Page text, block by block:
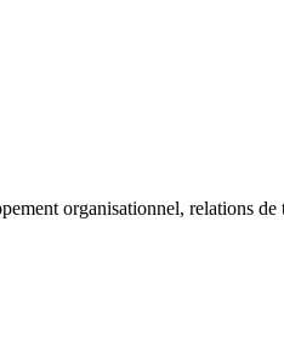
organisationnel, relations